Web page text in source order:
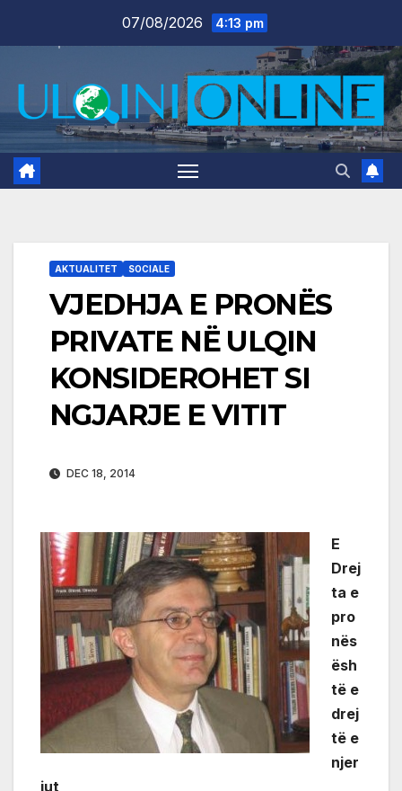
07/08/2026 4:13 pm
AKTUALITET SOCIALE
VJEDHJA E PRONËS
PRIVATE NË ULQIN
KONSIDEROHET SI
NGJARJE E VITIT
DEC 18, 2014
E
Drej
ta e
pro
nës
ësh
të e
drej
të e
njer
iut